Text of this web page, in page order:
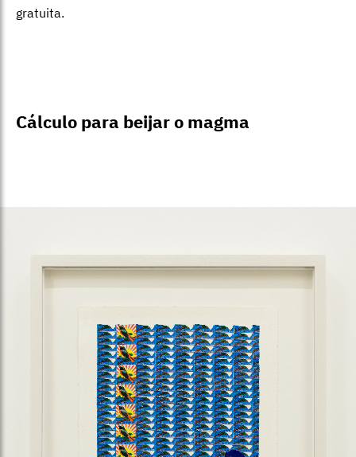
gratuita.
Cálculo para beijar o magma